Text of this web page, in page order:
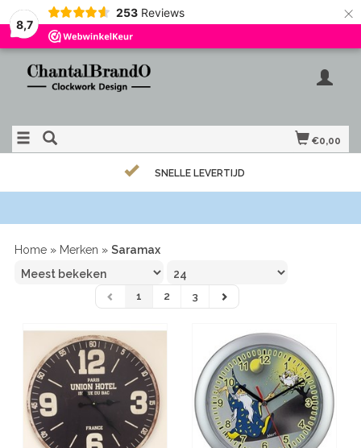
8,7
253 Reviews ×
€0,00
SNELLE LEVERTIJD
Home » Merken » Saramax
1 2 3